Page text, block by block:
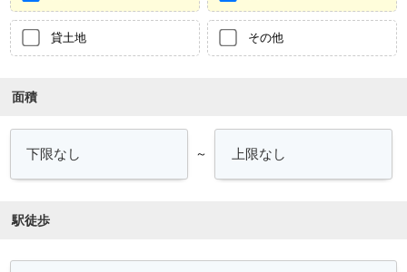
貸土地 その他
面積
～
駅徒歩